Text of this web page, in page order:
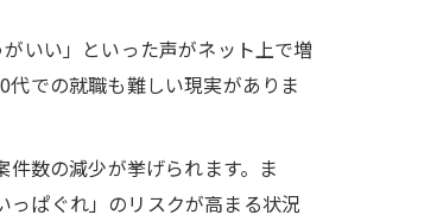
いい」といった声がネット上で増
での就職も難しい現実がありま
数の減少が挙げられます。ま
っぱぐれ」のリスクが高まる状況